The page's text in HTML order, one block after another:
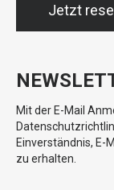
Jetzt
Mit der E-Mail
Einverständnis, E-
zu erhalten.